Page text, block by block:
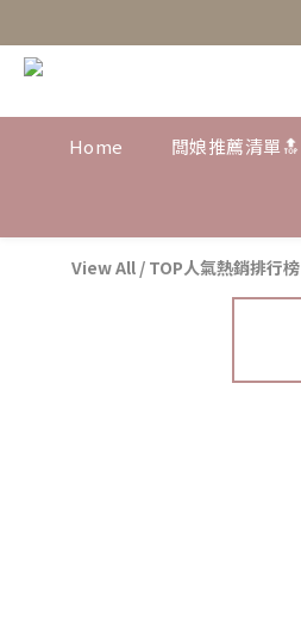
Home 闆娘推薦清單🔝
View All / TOP人氣熱銷排行榜